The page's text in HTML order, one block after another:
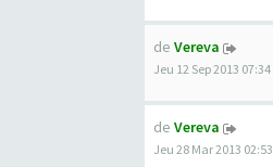
de Vereva
Jeu 12 Sep 2013 07:34
de Vereva
Jeu 28 Mar 2013 02:53